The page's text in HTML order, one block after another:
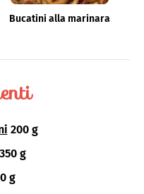
Bucatini alla marinara
200 g
350 g
g